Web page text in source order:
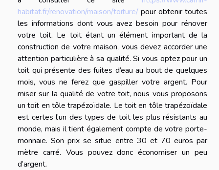
habitat.fr/renovation/maison/toiture/ pour obtenir toutes
les informations dont vous avez besoin pour rénover
votre toit. Le toit étant un élément important de la
construction de votre maison, vous devez accorder une
attention particulière à sa qualité. Si vous optez pour un
toit qui présente des fuites d’eau au bout de quelques
mois, vous ne ferez que gaspiller votre argent. Pour
miser sur la qualité de votre toit, nous vous proposons
un toit en tôle trapézoïdale. Le toit en tôle trapézoïdale
est certes l’un des types de toit les plus résistants au
monde, mais il tient également compte de votre porte-
monnaie. Son prix se situe entre 30 et 70 euros par
mètre carré. Vous pouvez donc économiser un peu
d’argent.